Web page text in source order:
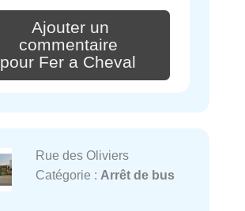
Ajouter un
commentaire
pour Fer a Cheval
Rue des Oliviers
Catégorie : Arrêt de bus